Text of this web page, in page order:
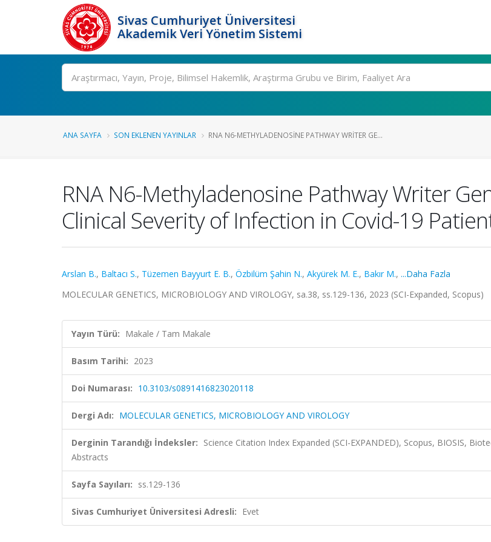
Sivas Cumhuriyet Üniversitesi
Akademik Veri Yönetim Sistemi
Ara
ANA SAYFA SON EKLENEN YAYINLAR RNA N6-METHYLADENOSINE PATHWAY WRITER GE...
RNA N6-Methyladenosine Pathway Writer
Clinical Severity of Infection in Covid-19
Arslan B., Baltacı S., Tüzemen Bayyurt E. B., Özbilüm Şahin N., Akyürek M. E., Bakır M., ...Daha Fazla
MOLECULAR GENETICS, MICROBIOLOGY AND VIROLOGY, sa.38, ss.129-136, 2023 (SCI-Expanded, Scopus)
Yayın Türü: Makale / Tam Makale
Basım Tarihi: 2023
Doi Numarası: 10.3103/s0891416823020118
Dergi Adı: MOLECULAR GENETICS, MICROBIOLOGY AND VIROLOGY
Derginin Tarandığı İndeksler: Science Citation Index Expanded (SCI-EXPANDED), Scopus, BIOSIS,
Abstracts
Sayfa Sayıları: ss.129-136
Sivas Cumhuriyet Üniversitesi Adresli: Evet